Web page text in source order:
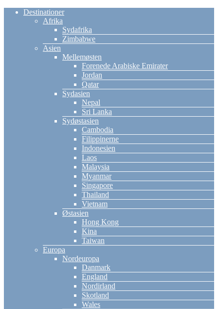
Destinationer
Afrika
Sydafrika
Zimbabwe
Asien
Mellemøsten
Forenede Arabiske Emirater
Jordan
Qatar
Sydasien
Nepal
Sri Lanka
Sydøstasien
Cambodia
Filippinerne
Indonesien
Laos
Malaysia
Myanmar
Singapore
Thailand
Vietnam
Østasien
Hong Kong
Kina
Taiwan
Europa
Nordeuropa
Danmark
England
Nordirland
Skotland
Wales